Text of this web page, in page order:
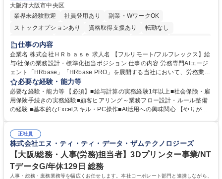
大阪府大阪市中央区
業界未経験歓迎
社員登用あり
副業・WワークOK
ストックオプションあり
資格取得支援あり
転勤なし
時短勤務あり
服装自由
仕事の内容
企業名 株式会社ＨＲｂａｓｅ 求人名 【フルリモート/フルフレックス】給
与/社保の業務設計・標準化担当ポジション 仕事の内容 労務専門AIエージ
ェント「HRbase」「HRbase PRO」を展開する当社において、労務業務
のオペレーション設計担当をクライアントの課題や要望をヒアリングし、
業務設計やシステム設定へと落とし込むポジションです。 【具体的に
は】・業務オペレーション設計（要件定義/顧客ヒアリング/業務オペレー
ションの洗い出し、ルール整備、システム設定) ・業務マニュアル作成、
（年調等の年次業務など） 募集職種 【フルリモート/フルフレックス】給
与/社保の業務設計・標準化担当ポジション
必要な経験・能力等
必要な経験・能力等 【必須】■給与計算の実務経験1年以上■社会保険・雇
用保険手続きの実務経験■顧客ヒアリング～業務フロー設計・ルール整備
の経験 ■基本的なExcelスキル・PC操作■AI活用への興味関心 【やりが
る設計にとどまらず、ご自身が現場のエキスパートとしてオペレーション
を実行する機会もあり、実務と改善の両面でスキルを発揮できる環境で
す。 学歴・資格 学歴：大学院 大学 高専 短大 専修学校 高校 語学力： 資
格：
正社員
株式会社エヌ・ティ・ティ・データ・ザムテクノロジーズ
【大阪/総務・人事(労務)担当者】3Dプリンター事業/NT
TデータG/年休129日 総務
人事・総務・庶務業務等を幅広くお任せします。本社コーポレート部門と連携しながら、